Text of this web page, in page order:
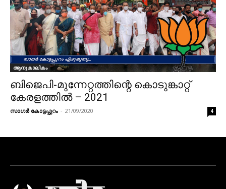
ആനുകാലികം
ബിജെപി-മുന്നേറ്റത്തിന്റെ കൊടുങ്കാറ്റ്
കേരളത്തിൽ – 2021
സാഗർ കോട്ടപ്പുറം - 21/09/2020 4